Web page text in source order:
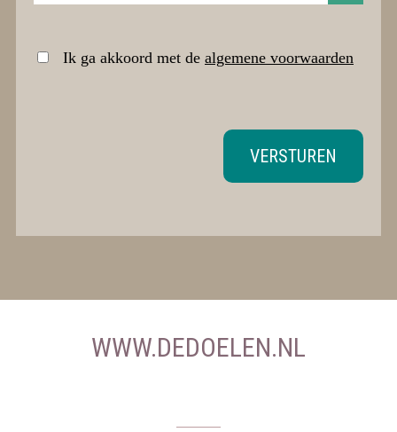
Ik ga akkoord met de algemene voorwaarden
VERSTUREN
WWW.DEDOELEN.NL